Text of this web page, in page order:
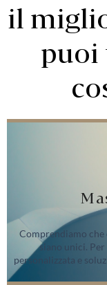
il
puoi
Comprendiamo
siano unici.
personalizzata e